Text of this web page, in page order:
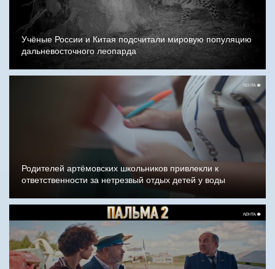
Учёные России и Китая подсчитали мировую популяцию
дальневосточного леопарда
Родителей артёмовских школьников привлекли к
ответственности за нетрезвый отдых детей у воды